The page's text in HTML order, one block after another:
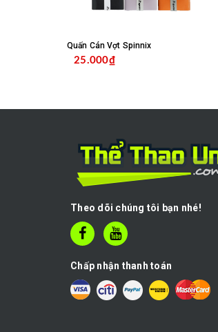
Quấn Cán Vợt Spinnix
25.000₫
Theo dõi chúng tôi bạn nhé!
Chấp nhận thanh toán